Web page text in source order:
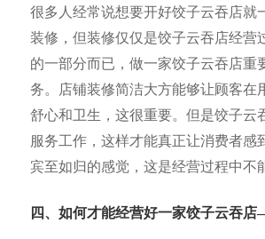
很多人经常说想要开好饺子云吞店就
装修，但装修仅仅是饺子云吞店经营
的一部分而已，做一家饺子云吞店重
务。店铺装修简洁大方能够让顾客在
舒心和卫生，这很重要。但是饺子云
服务工作，这样才能真正让消费者感
宾至如归的感觉，这是经营过程中不
四、如何才能经营好一家饺子云吞